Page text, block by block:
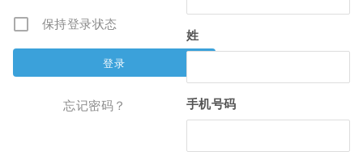
保持登录状态
忘记密码？
姓
手机号码